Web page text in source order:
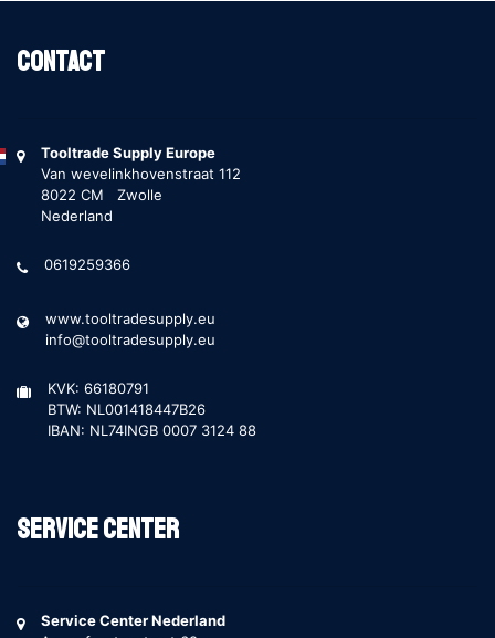
Contact
Tooltrade Supply Europe
Van wevelinkhovenstraat 112
8022 CM Zwolle
Nederland
0619259366
www.tooltradesupply.eu
info@tooltradesupply.eu
KVK: 66180791
BTW: NL001418447B26
IBAN: NL74INGB 0007 3124 88
Service Center
Service Center Nederland